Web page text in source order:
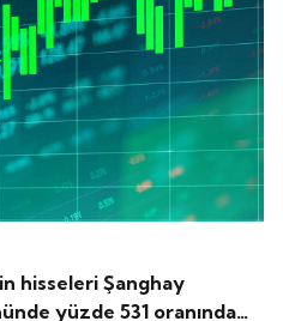
hisseleri Şanghay
yüzde 531 oranında